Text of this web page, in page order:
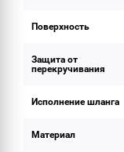
Поверхность
Защита от
перекручивания
Исполнение шланга
Материал